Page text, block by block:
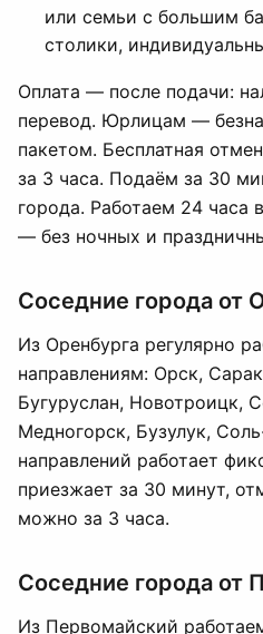
или семьи с большим
столики,
Оплата — после подачи:
перевод. Юрлицам —
пакетом. Бесплатная
за 3 часа. Подаём за 30
города. Работаем 24 часа
— без ночных и
Соседние города от
Из Оренбурга регулярно
направлениям: Орск,
Бугуруслан, Новотроицк,
Медногорск, Бузулук,
направлений работает
приезжает за 30 минут,
можно за 3 часа.
Соседние города от
Из Первомайский